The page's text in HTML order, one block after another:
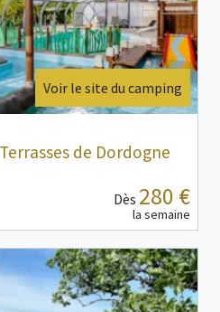
Voir le site du camping
de Dordogne
Dès 280 €
la semaine